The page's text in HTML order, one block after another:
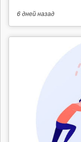
6 днейназад